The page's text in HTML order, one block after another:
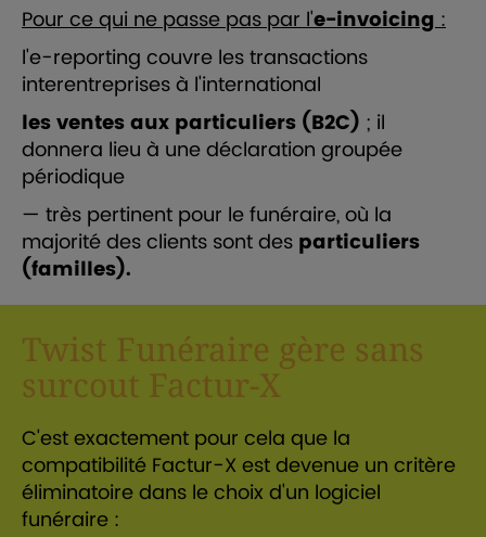
Pour ce qui ne passe pas par l'e-invoicing:
l'e-reporting couvre les transactions
interentreprises à l'international
les ventes aux particuliers (B2C) ; il
donnera lieu à une déclaration groupée
périodique
— très pertinent pour le funéraire, où la
majorité des clients sont des particuliers
(familles).
Twist Funéraire gère sans
surcout Factur-X
C'est exactement pour cela que la
compatibilité Factur-X est devenue un critère
éliminatoire dans le choix d'un logiciel
funéraire :